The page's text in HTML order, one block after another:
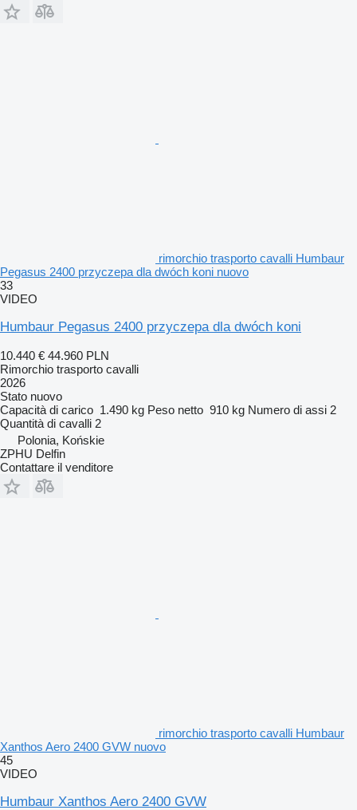
rimorchio trasporto cavalli Humbaur
Pegasus 2400 przyczepa dla dwóch koni nuovo
33
VIDEO
Humbaur Pegasus 2400 przyczepa dla dwóch koni
10.440 € 44.960 PLN
Rimorchio trasporto cavalli
2026
Stato nuovo
Capacità di carico 1.490 kg Peso netto 910 kg Numero di assi 2
Quantità di cavalli 2
Polonia, Końskie
ZPHU Delfin
Contattare il venditore
rimorchio trasporto cavalli Humbaur
Xanthos Aero 2400 GVW nuovo
45
VIDEO
Humbaur Xanthos Aero 2400 GVW